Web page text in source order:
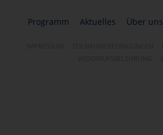
Programm Aktuelles Über uns